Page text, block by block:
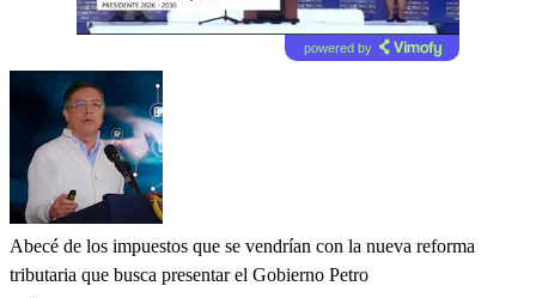
powered by
Abecé de los impuestos que se vendrían con la nueva reforma
tributaria que busca presentar el Gobierno Petro